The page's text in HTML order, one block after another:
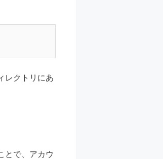
レクトリにあ
とで、アカウ